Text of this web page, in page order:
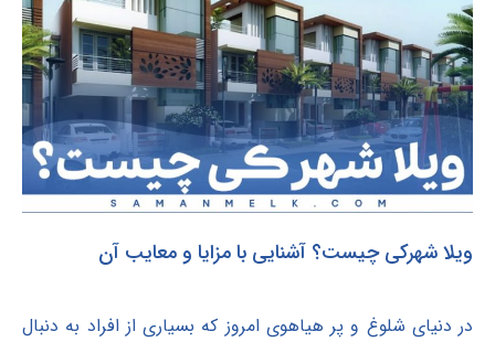
ویلا شهرکی چیست؟ آشنایی با مزایا و معایب آن
در دنیای شلوغ و پر هیاهوی امروز که بسیاری از افراد به دنبال